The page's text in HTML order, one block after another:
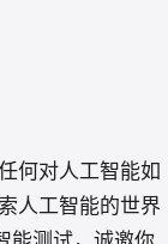
何对人工智能如
人工智能的世界